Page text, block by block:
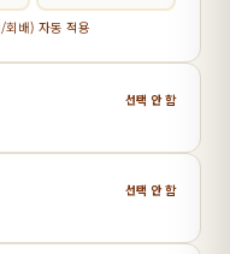
배) 자동 적용
선택 안 함
선택 안 함